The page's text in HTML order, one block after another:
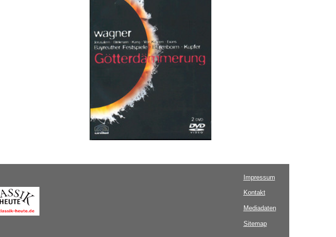
Impressum
Kontakt
Mediadaten
Sitemap